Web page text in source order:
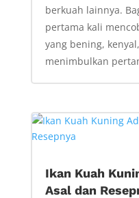
berkuah lainnya.
pertama kali
yang bening,
menimbulkan
Ikan Kuah
Asal dan